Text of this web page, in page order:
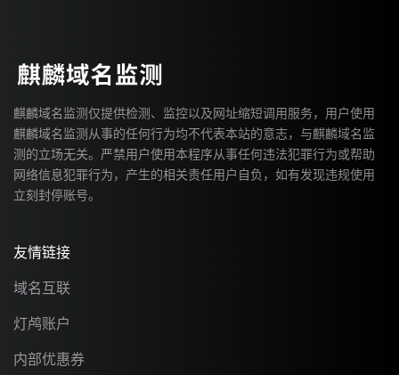
麒麟域名监测仅提供检测、监控以及网址缩短调用服务，用户使用
麒麟域名监测从事的任何行为均不代表本站的意志，与麒麟域名监
测的立场无关。严禁用户使用本程序从事任何违法犯罪行为或帮助
网络信息犯罪行为，产生的相关责任用户自负，如有发现违规使用
立刻封停账号。
友情链接
域名互联
灯鸬账户
内部优惠券